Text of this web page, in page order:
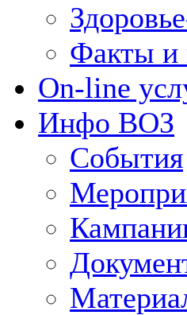
Факты и
On-line
Инфо ВОЗ
События